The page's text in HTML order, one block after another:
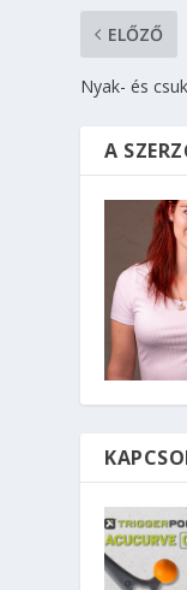
ELŐZŐ
Nyak- és
A